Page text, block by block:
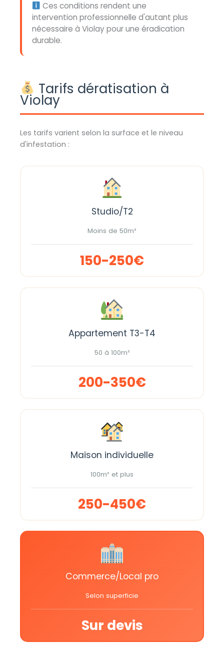
Ces conditions rendent une
intervention professionnelle d'autant plus
nécessaire à Violay pour une éradication
durable.
Tarifs dératisation à
Violay
Les tarifs varient selon la surface et le niveau
d'infestation :
Studio/T2
Moins de 50m²
150-250€
Appartement T3-T4
50 à 100m²
200-350€
Maison individuelle
100m² et plus
250-450€
Commerce/Local pro
Selon superficie
Sur devis